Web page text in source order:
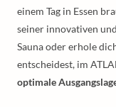
einem Tag in Essen
seiner innovativen
Sauna oder erhole
entscheidest, im
optimale